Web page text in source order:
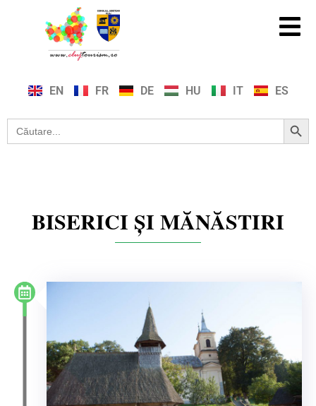
EN FR DE HU IT ES
Search
for:
Search Button
BISERICI ȘI MĂNĂSTIRI